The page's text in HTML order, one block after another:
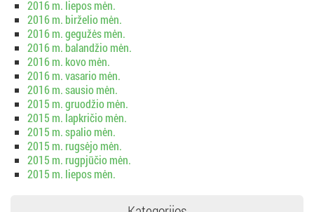
2016 m. liepos mėn.
2016 m. birželio mėn.
2016 m. gegužės mėn.
2016 m. balandžio mėn.
2016 m. kovo mėn.
2016 m. vasario mėn.
2016 m. sausio mėn.
2015 m. gruodžio mėn.
2015 m. lapkričio mėn.
2015 m. spalio mėn.
2015 m. rugsėjo mėn.
2015 m. rugpjūčio mėn.
2015 m. liepos mėn.